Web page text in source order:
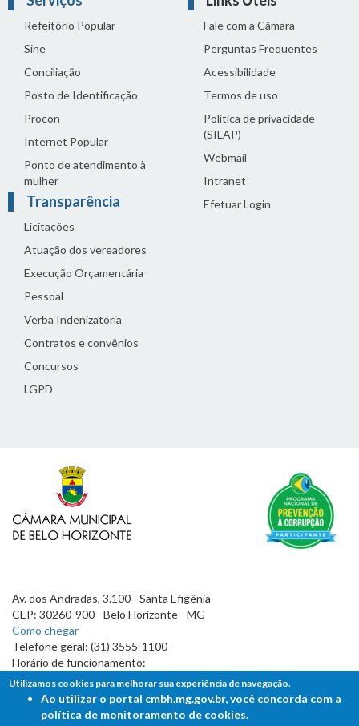
Refeitório Popular
Sine
Conciliação
Posto de Identificação
Procon
Internet Popular
Ponto de atendimento à
mulher
Transparência
Licitações
Atuação dos vereadores
Execução Orçamentária
Pessoal
Verba Indenizatória
Contratos e convênios
Concursos
LGPD
Fale com a Câmara
Perguntas Frequentes
Acessibilidade
Termos de uso
Política de privacidade
(SILAP)
Webmail
Intranet
Efetuar Login
Av. dos Andradas, 3.100 - Santa Efigênia
CEP: 30260-900 - Belo Horizonte - MG
Como chegar
Telefone geral: (31) 3555-1100
Horário de funcionamento:
7h às 19h
Utilizamos cookies para melhorar sua experiência de navegação.
Ao utilizar o portal cmbh.mg.gov.br, você concorda com a
política de monitoramento de cookies.